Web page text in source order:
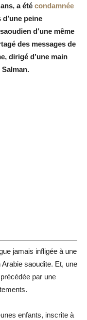
a été condamnée
d’une peine
d’une même
des messages de
dirigé d’une main
jamais infligée à une
saoudite. Et, une
par une
enfants, inscrite à